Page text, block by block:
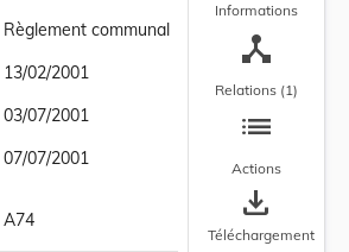
Règlement communal
13/02/2001
03/07/2001
07/07/2001
A74
Informations
device_hub
Relations (1)
list
Actions
save_alt
Téléchargement